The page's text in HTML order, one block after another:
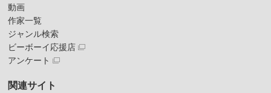
動画
作家一覧
ジャンル検索
ビーボーイ応援店
アンケート
関連サイト